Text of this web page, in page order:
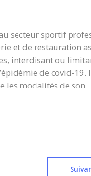
secteur sportif
et de restauration
interdisant ou
de covid-19.
les modalités de son